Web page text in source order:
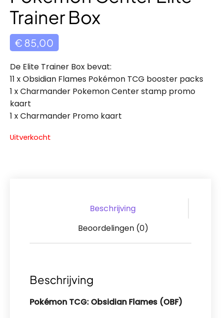
Trainer Box
€ 85,00
De Elite Trainer Box bevat:
11 x Obsidian Flames Pokémon TCG booster packs
1 x Charmander Pokemon Center stamp promo
kaart
1 x Charmander Promo kaart
Uitverkocht
Beschrijving
Beoordelingen (0)
Beschrijving
Pokémon TCG: Obsidian Flames (OBF)